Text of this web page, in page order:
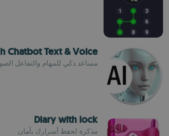
Chatbot Text & Voice
مساعد ذكي للمهام والتفاعل
Diary with lock
مذكرة لحفظ أسرارك بآمان